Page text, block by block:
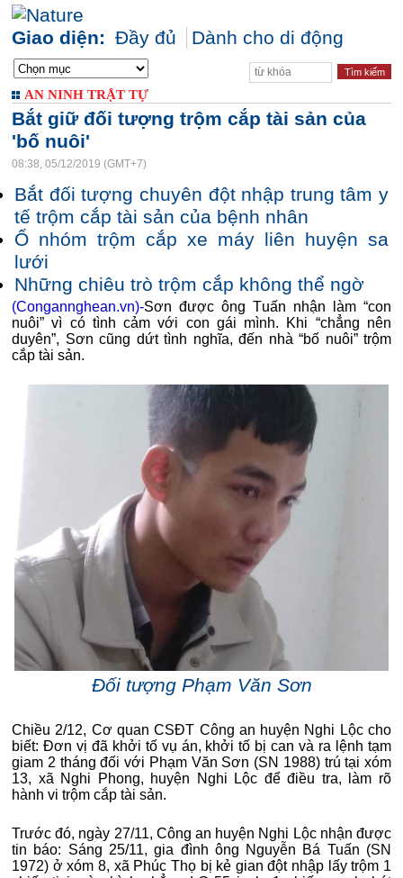
Giao diện: Đầy đủ Dành cho di động
AN NINH TRẬT TỰ
Bắt giữ đối tượng trộm cắp tài sản của
'bố nuôi'
08:38, 05/12/2019 (GMT+7)
Bắt đối tượng chuyên đột nhập trung tâm y
tế trộm cắp tài sản của bệnh nhân
Ổ nhóm trộm cắp xe máy liên huyện sa
lưới
Những chiêu trò trộm cắp không thể ngờ
(Congannghean.vn)-Sơn được ông Tuấn nhận làm “con
nuôi” vì có tình cảm với con gái mình. Khi “chẳng nên
duyên”, Sơn cũng dứt tình nghĩa, đến nhà “bố nuôi” trộm
cắp tài sản.
Đối tượng Phạm Văn Sơn
Chiều 2/12, Cơ quan CSĐT Công an huyện Nghi Lộc cho
biết: Đơn vị đã khởi tố vụ án, khởi tố bị can và ra lệnh tạm
giam 2 tháng đối với Phạm Văn Sơn (SN 1988) trú tại xóm
13, xã Nghi Phong, huyện Nghi Lộc để điều tra, làm rõ
hành vi trộm cắp tài sản.
Trước đó, ngày 27/11, Công an huyện Nghi Lộc nhận được
tin báo: Sáng 25/11, gia đình ông Nguyễn Bá Tuấn (SN
1972) ở xóm 8, xã Phúc Thọ bị kẻ gian đột nhập lấy trộm 1